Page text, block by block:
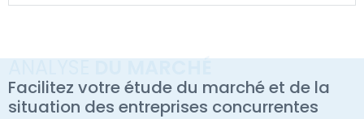
ANALYSEDU MARCHÉ
Facilitez votre étude du marché et de la
situation des entreprises concurrentes